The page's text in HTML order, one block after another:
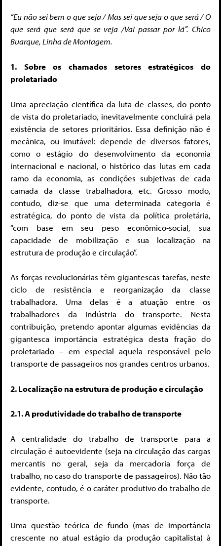
“Eu não sei bem o que seja / Mas sei que seja o que será /O
que será que será que se veja /Vai passar por lá”. Chico
Buarque, Linha de Montagem.
1. Sobre os chamados setores estratégicos do
proletariado
Uma apreciação científica da luta de classes, do ponto
de vista do proletariado, inevitavelmente concluirá pela
existência de setores prioritários. Essa definição não é
mecânica, ou imutável: depende de diversos fatores,
como o estágio do desenvolvimento da economia
internacional e nacional, o histórico das lutas em cada
ramo da economia, as condições subjetivas de cada
camada da classe trabalhadora, etc. Grosso modo,
contudo, diz-se que uma determinada categoria é
estratégica, do ponto de vista da política proletária,
“com base em seu peso econômico-social, sua
capacidade de mobilização e sua localização na
estrutura de produção e circulação”.
As forças revolucionárias têm gigantescas tarefas, neste
ciclo de resistência e reorganização da classe
trabalhadora. Uma delas é a atuação entre os
trabalhadores da indústria do transporte. Nesta
contribuição, pretendo apontar algumas evidências da
gigantesca importância estratégica desta fração do
proletariado – em especial aquela responsável pelo
transporte de passageiros nos grandes centros urbanos.
2. Localização na estrutura de produção e circulação
2.1. A produtividade do trabalho de transporte
A centralidade do trabalho de transporte para a
circulação é autoevidente (seja na circulação das cargas
mercantis no geral, seja da mercadoria força de
trabalho, no caso do transporte de passageiros). Não tão
evidente, contudo, é o caráter produtivo do trabalho de
transporte.
Uma questão teórica de fundo (mas de importância
crescente no atual estágio da produção capitalista) à